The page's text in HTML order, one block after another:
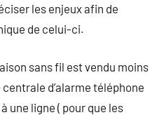
les enjeux afin de
de celui-ci.
sans fil est vendu moins
centrale d’alarme téléphone
une ligne ( pour que les